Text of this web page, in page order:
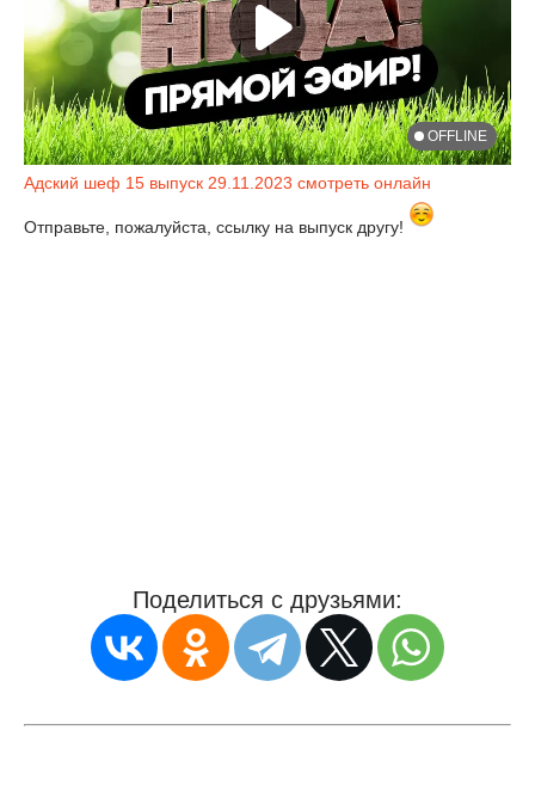
Адский шеф 15 выпуск 29.11.2023 смотреть онлайн
Отправьте, пожалуйста, ссылку на выпуск другу!
Поделиться с друзьями: